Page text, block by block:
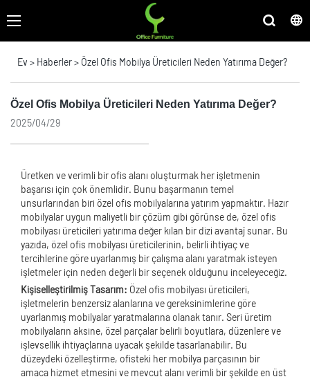
Ev > Haberler> Özel Ofis Mobilya Üreticileri Neden Yatırıma Değer?
Özel Ofis Mobilya Üreticileri Neden Yatırıma Değer?
2025/04/29
Üretken ve verimli bir ofis alanı oluşturmak her işletmenin
başarısı için çok önemlidir. Bunu başarmanın temel
unsurlarından biri özel ofis mobilyalarına yatırım yapmaktır. Hazır
mobilyalar uygun maliyetli bir çözüm gibi görünse de, özel ofis
mobilyası üreticileri yatırıma değer kılan bir dizi avantaj sunar. Bu
yazıda, özel ofis mobilyası üreticilerinin, belirli ihtiyaç ve
tercihlerine göre uyarlanmış bir çalışma alanı yaratmak isteyen
işletmeler için neden değerli bir seçenek olduğunu inceleyeceğiz.
Kişiselleştirilmiş Tasarım: Özel ofis mobilyası üreticileri,
işletmelerin benzersiz alanlarına ve gereksinimlerine göre
uyarlanmış mobilyalar yaratmalarına olanak tanır. Seri üretim
mobilyaların aksine, özel parçalar belirli boyutlara, düzenlere ve
işlevsellik ihtiyaçlarına uyacak şekilde tasarlanabilir. Bu
düzeydeki özelleştirme, ofisteki her mobilya parçasının bir
amaca hizmet etmesini ve mevcut alanı verimli bir şekilde en üst